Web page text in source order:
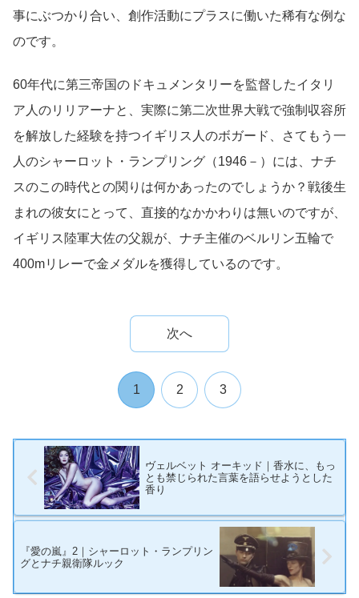
事にぶつかり合い、創作活動にプラスに働いた稀有な例な
のです。
60年代に第三帝国のドキュメンタリーを監督したイタリ
ア人のリリアーナと、実際に第二次世界大戦で強制収容所
を解放した経験を持つイギリス人のボガード、さてもう一
人のシャーロット・ランプリング（1946－）には、ナチ
スのこの時代との関りは何かあったのでしょうか？戦後生
まれの彼女にとって、直接的なかかわりは無いのですが、
イギリス陸軍大佐の父親が、ナチ主催のベルリン五輪で
400mリレーで金メダルを獲得しているのです。
次へ
1 2 3
ヴェルベット オーキッド｜香水に、もっ
とも禁じられた言葉を語らせようとした
香り
『愛の嵐』2｜シャーロット・ランプリン
グとナチ親衛隊ルック